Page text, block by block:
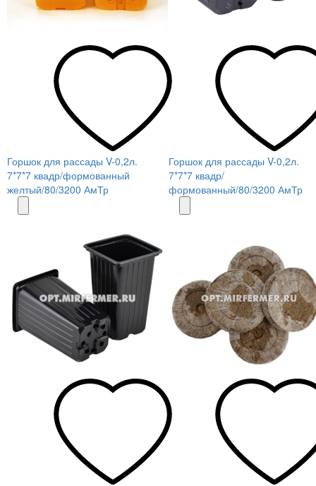
Горшок для рассады V-0,2л.
7*7*7 квадр/формованный
желтый/80/3200 АмТр
Горшок для рассады V-0,2л.
7*7*7 квадр/
формованный/80/3200 АмТр